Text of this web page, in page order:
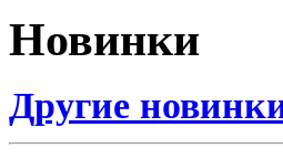
Новинки
Другие